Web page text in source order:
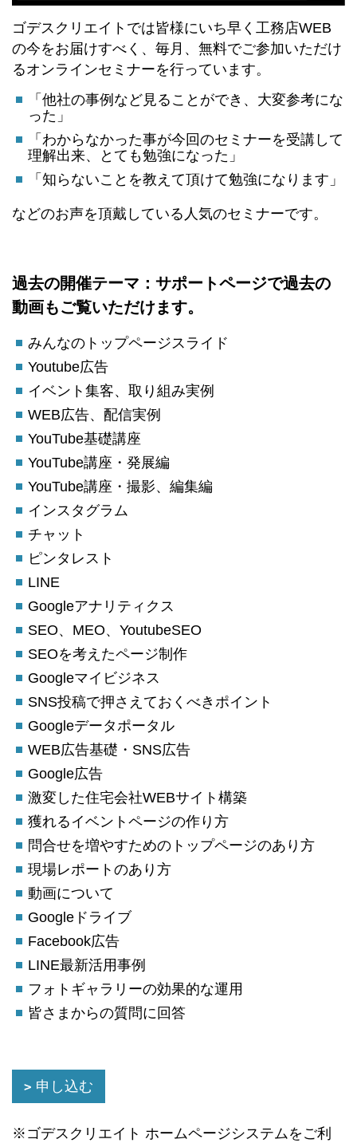
ゴデスクリエイトでは皆様にいち早く工務店WEB
の今をお届けすべく、毎月、無料でご参加いただけ
るオンラインセミナーを行っています。
「他社の事例など見ることができ、大変参考にな
った」
「わからなかった事が今回のセミナーを受講して
理解出来、とても勉強になった」
「知らないことを教えて頂けて勉強になります」
などのお声を頂戴している人気のセミナーです。
過去の開催テーマ：サポートページで過去の
動画もご覧いただけます。
みんなのトップページスライド
Youtube広告
イベント集客、取り組み実例
WEB広告、配信実例
YouTube基礎講座
YouTube講座・発展編
YouTube講座・撮影、編集編
インスタグラム
チャット
ピンタレスト
LINE
Googleアナリティクス
SEO、MEO、YoutubeSEO
SEOを考えたページ制作
Googleマイビジネス
SNS投稿で押さえておくべきポイント
Googleデータポータル
WEB広告基礎・SNS広告
Google広告
激変した住宅会社WEBサイト構築
獲れるイベントページの作り方
問合せを増やすためのトップページのあり方
現場レポートのあり方
動画について
Googleドライブ
Facebook広告
LINE最新活用事例
フォトギャラリーの効果的な運用
皆さまからの質問に回答
申し込む
※ゴデスクリエイト ホームページシステムをご利